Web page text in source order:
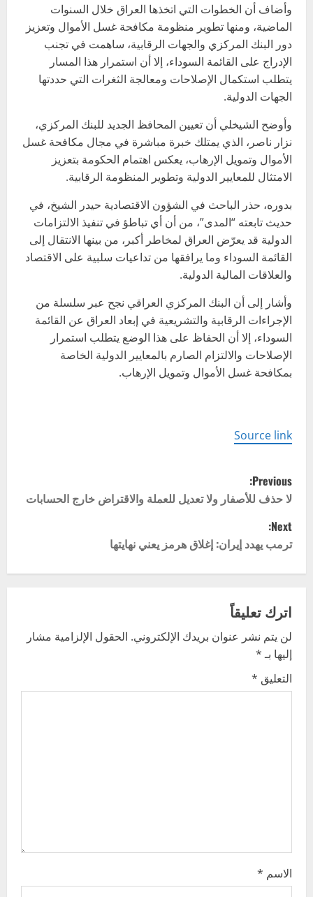
وأضاف أن الخطوات التي اتخذها العراق خلال السنوات
الماضية، ومنها تطوير منظومة مكافحة غسل الأموال وتعزيز
دور البنك المركزي والجهات الرقابية، ساهمت في تجنب
الإدراج على القائمة السوداء، إلا أن استمرار هذا المسار
يتطلب استكمال الإصلاحات ومعالجة الثغرات التي حددتها
الجهات الدولية.
وأوضح الشيخلي أن تعيين المحافظ الجديد للبنك المركزي،
نزار ناصر، الذي يمتلك خبرة مباشرة في مجال مكافحة غسل
الأموال وتمويل الإرهاب، يعكس اهتمام الحكومة بتعزيز
الامتثال للمعايير الدولية وتطوير المنظومة الرقابية.
بدوره، حذر الباحث في الشؤون الاقتصادية حيدر الشيخ، في
حديث تابعته “المدى”، من أن أي تباطؤ في تنفيذ الالتزامات
الدولية قد يعرّض العراق لمخاطر أكبر، من بينها الانتقال إلى
القائمة السوداء وما يرافقها من تداعيات سلبية على الاقتصاد
والعلاقات المالية الدولية.
وأشار إلى أن البنك المركزي العراقي نجح عبر سلسلة من
الإجراءات الرقابية والتشريعية في إبعاد العراق عن القائمة
السوداء، إلا أن الحفاظ على هذا الوضع يتطلب استمرار
الإصلاحات والالتزام الصارم بالمعايير الدولية الخاصة
بمكافحة غسل الأموال وتمويل الإرهاب.
Source link
P
o
s
a
v
i
n
Previous:
لا حذف للأصفار ولا تعديل للعملة والاقتراض خارج الحسابات
Next:
ترمب يهدد إيران: إغلاق هرمز يعني نهايتها
اترك تعليقاً
لن يتم نشر عنوان بريدك الإلكتروني. الحقول الإلزامية مشار
إليها بـ*
التعليق *
الاسم *